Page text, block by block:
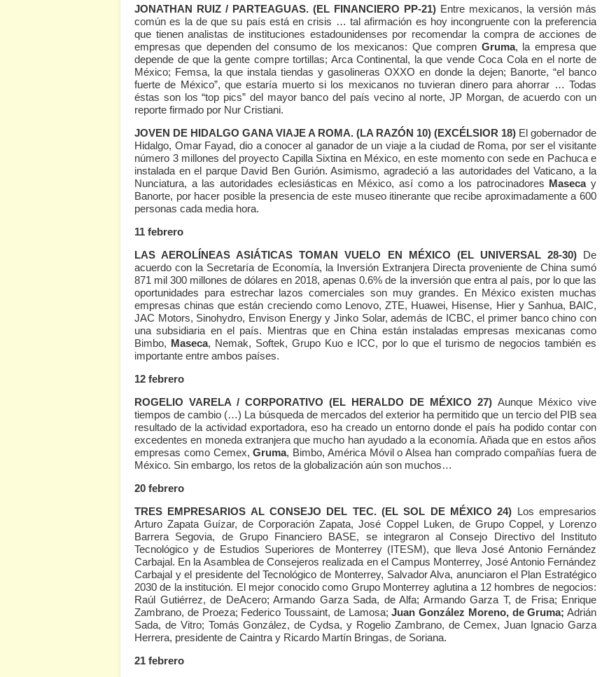
JONATHAN RUIZ / PARTEAGUAS. (EL FINANCIERO PP-21) Entre mexicanos, la versión más
común es la de que su país está en crisis … tal afirmación es hoy incongruente con la preferencia
que tienen analistas de instituciones estadounidenses por recomendar la compra de acciones de
empresas que dependen del consumo de los mexicanos: Que compren Gruma, la empresa que
depende de que la gente compre tortillas; Arca Continental, la que vende Coca Cola en el norte de
México; Femsa, la que instala tiendas y gasolineras OXXO en donde la dejen; Banorte, “el banco
fuerte de México”, que estaría muerto si los mexicanos no tuvieran dinero para ahorrar … Todas
éstas son los “top pics” del mayor banco del país vecino al norte, JP Morgan, de acuerdo con un
reporte firmado por Nur Cristiani.
JOVEN DE HIDALGO GANA VIAJE A ROMA. (LA RAZÓN 10) (EXCÉLSIOR 18) El gobernador de
Hidalgo, Omar Fayad, dio a conocer al ganador de un viaje a la ciudad de Roma, por ser el visitante
número 3 millones del proyecto Capilla Sixtina en México, en este momento con sede en Pachuca e
instalada en el parque David Ben Gurión. Asimismo, agradeció a las autoridades del Vaticano, a la
Nunciatura, a las autoridades eclesiásticas en México, así como a los patrocinadores Masecay
Banorte, por hacer posible la presencia de este museo itinerante que recibe aproximadamente a 600
personas cada media hora.
11 febrero
LAS AEROLÍNEAS ASIÁTICAS TOMAN VUELO EN MÉXICO (EL UNIVERSAL 28-30) De
acuerdo con la Secretaría de Economía, la Inversión Extranjera Directa proveniente de China sumó
871 mil 300 millones de dólares en 2018, apenas 0.6% de la inversión que entra al país, por lo que las
oportunidades para estrechar lazos comerciales son muy grandes. En México existen muchas
empresas chinas que están creciendo como Lenovo, ZTE, Huawei, Hisense, Hier y Sanhua, BAIC,
JAC Motors, Sinohydro, Envison Energy y Jinko Solar, además de ICBC, el primer banco chino con
una subsidiaria en el país. Mientras que en China están instaladas empresas mexicanas como
Bimbo, Maseca, Nemak, Softek, Grupo Kuo e ICC, por lo que el turismo de negocios también es
importante entre ambos países.
12 febrero
ROGELIO VARELA / CORPORATIVO (EL HERALDO DE MÉXICO 27) Aunque México vive
tiempos de cambio (…) La búsqueda de mercados del exterior ha permitido que un tercio del PIB sea
resultado de la actividad exportadora, eso ha creado un entorno donde el país ha podido contar con
excedentes en moneda extranjera que mucho han ayudado a la economía. Añada que en estos años
empresas como Cemex,Gruma, Bimbo, América Móvil o Alsea han comprado compañías fuera de
México. Sin embargo, los retos de la globalización aún son muchos…
20 febrero
TRES EMPRESARIOS AL CONSEJO DEL TEC. (EL SOL DE MÉXICO 24) Los empresarios
Arturo Zapata Guízar, de Corporación Zapata, José Coppel Luken, de Grupo Coppel, y Lorenzo
Barrera Segovia, de Grupo Financiero BASE, se integraron al Consejo Directivo del Instituto
Tecnológico y de Estudios Superiores de Monterrey (ITESM), que lleva José Antonio Fernández
Carbajal. En la Asamblea de Consejeros realizada en el Campus Monterrey, José Antonio Fernández
Carbajal y el presidente del Tecnológico de Monterrey, Salvador Alva, anunciaron el Plan Estratégico
2030 de la institución. El mejor conocido como Grupo Monterrey aglutina a 12 hombres de negocios:
Raúl Gutiérrez, de DeAcero; Armando Garza Sada, de Alfa; Armando Garza T, de Frisa; Enrique
Zambrano, de Proeza; Federico Toussaint, de Lamosa;Juan González Moreno, de Gruma; Adrián
Sada, de Vitro; Tomás González, de Cydsa, y Rogelio Zambrano, de Cemex, Juan Ignacio Garza
Herrera, presidente de Caintra y Ricardo Martín Bringas, de Soriana.
21 febrero